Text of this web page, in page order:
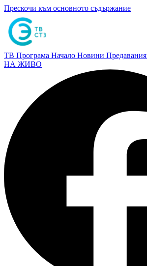
Прескочи към основното съдържание
ТВ Програма Начало Новини Предавания
НА ЖИВО